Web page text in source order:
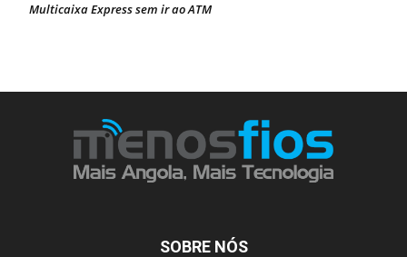
Multicaixa Express sem ir ao ATM
SOBRE NÓS